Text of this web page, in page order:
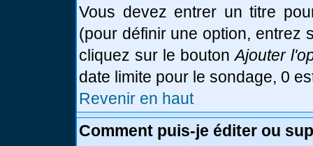
Vous devez entrer un titre
(pour définir une option, entrez
cliquez sur le boutonAjouter
date limite pour le sondage, 0
Revenir en haut
Comment puis-je éditer ou